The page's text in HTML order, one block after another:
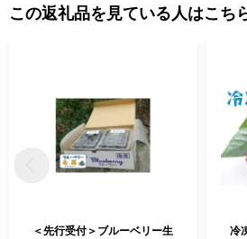
この返礼品を見ている人はこち
＜先行受付＞ブルーベリー生
冷